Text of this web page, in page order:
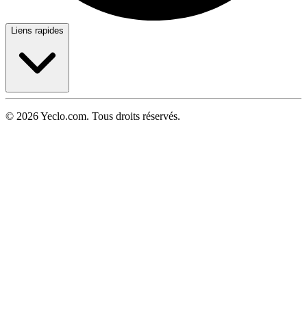
Liens rapides
© 2026 Yeclo.com. Tous droits réservés.